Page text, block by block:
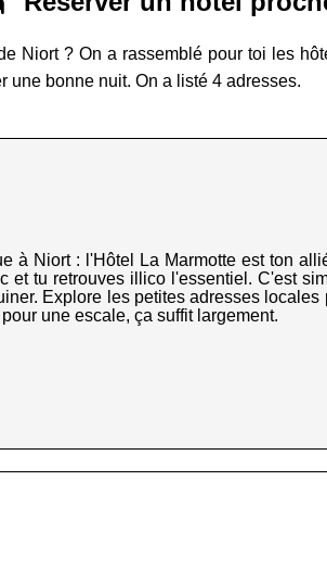
Niort ? On a rassemblé pour toi les
une bonne nuit. On a listé 4 adresses.
à Niort : l'Hôtel La Marmotte est ton
et tu retrouves illico l'essentiel. C'est
Explore les petites adresses
une escale, ça suffit largement.